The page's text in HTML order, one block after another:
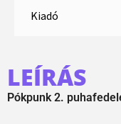
Kiadó
LEÍRÁS
Pókpunk 2.